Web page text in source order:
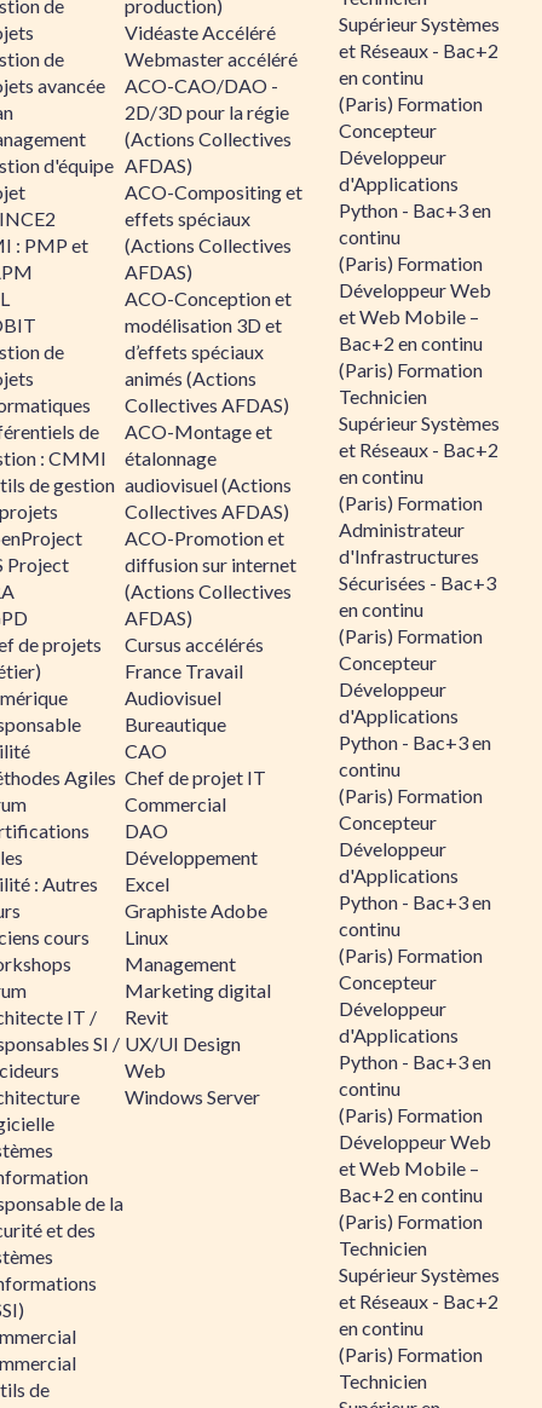
de
de
avancée
d'équipe
: PMP et
de
de
: CMMI
de gestion
Project
de projets
Agiles
: Autres
cours
IT /
SI /
de la
et des
de
production)
Vidéaste Accéléré
Webmaster accéléré
ACO-CAO/DAO -
2D/3D pour la régie
(Actions Collectives
AFDAS)
ACO-Compositing et
effets spéciaux
(Actions Collectives
AFDAS)
ACO-Conception et
modélisation 3D et
d’effets spéciaux
animés (Actions
Collectives AFDAS)
ACO-Montage et
étalonnage
audiovisuel (Actions
Collectives AFDAS)
ACO-Promotion et
diffusion sur internet
(Actions Collectives
AFDAS)
Cursus accélérés
France Travail
Audiovisuel
Bureautique
CAO
Chef de projet IT
Commercial
DAO
Développement
Excel
Graphiste Adobe
Linux
Management
Marketing digital
Revit
UX/UI Design
Web
Windows Server
Supérieur Systèmes
et Réseaux - Bac+2
en continu
(Paris) Formation
Concepteur
Développeur
d'Applications
Python - Bac+3 en
continu
(Paris) Formation
Développeur Web
et Web Mobile –
Bac+2 en continu
(Paris) Formation
Technicien
Supérieur Systèmes
et Réseaux - Bac+2
en continu
(Paris) Formation
Administrateur
d'Infrastructures
Sécurisées - Bac+3
en continu
(Paris) Formation
Concepteur
Développeur
d'Applications
Python - Bac+3 en
continu
(Paris) Formation
Concepteur
Développeur
d'Applications
Python - Bac+3 en
continu
(Paris) Formation
Concepteur
Développeur
d'Applications
Python - Bac+3 en
continu
(Paris) Formation
Développeur Web
et Web Mobile –
Bac+2 en continu
(Paris) Formation
Technicien
Supérieur Systèmes
et Réseaux - Bac+2
en continu
(Paris) Formation
Technicien